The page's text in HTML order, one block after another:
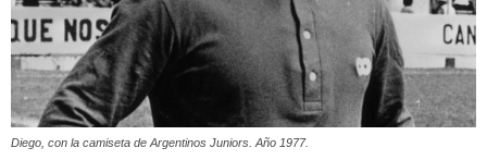
Diego, con la camiseta de Argentinos Juniors. Año 1977.